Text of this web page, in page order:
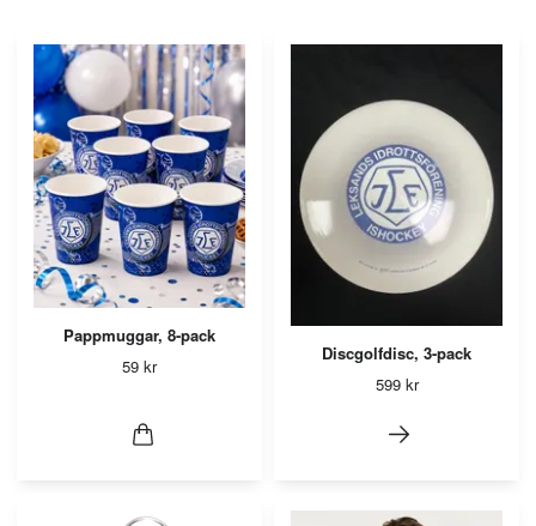
Pappmuggar, 8-pack
59 kr
Discgolfdisc, 3-pack
599 kr